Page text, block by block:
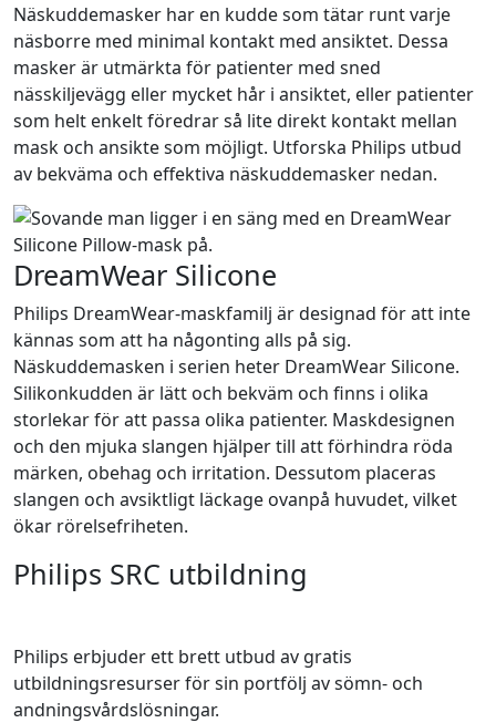
Näskuddemasker har en kudde som tätar runt varje
näsborre med minimal kontakt med ansiktet. Dessa
masker är utmärkta för patienter med sned
nässkiljevägg eller mycket hår i ansiktet, eller patienter
som helt enkelt föredrar så lite direkt kontakt mellan
mask och ansikte som möjligt. Utforska Philips utbud
av bekväma och effektiva näskuddemasker nedan.
DreamWear Silicone
Philips DreamWear-maskfamilj är designad för att inte
kännas som att ha någonting alls på sig.
Näskuddemasken i serien heter DreamWear Silicone.
Silikonkudden är lätt och bekväm och finns i olika
storlekar för att passa olika patienter. Maskdesignen
och den mjuka slangen hjälper till att förhindra röda
märken, obehag och irritation. Dessutom placeras
slangen och avsiktligt läckage ovanpå huvudet, vilket
ökar rörelsefriheten.
Philips SRC utbildning
Philips erbjuder ett brett utbud av gratis
utbildningsresurser för sin portfölj av sömn- och
andningsvårdslösningar.